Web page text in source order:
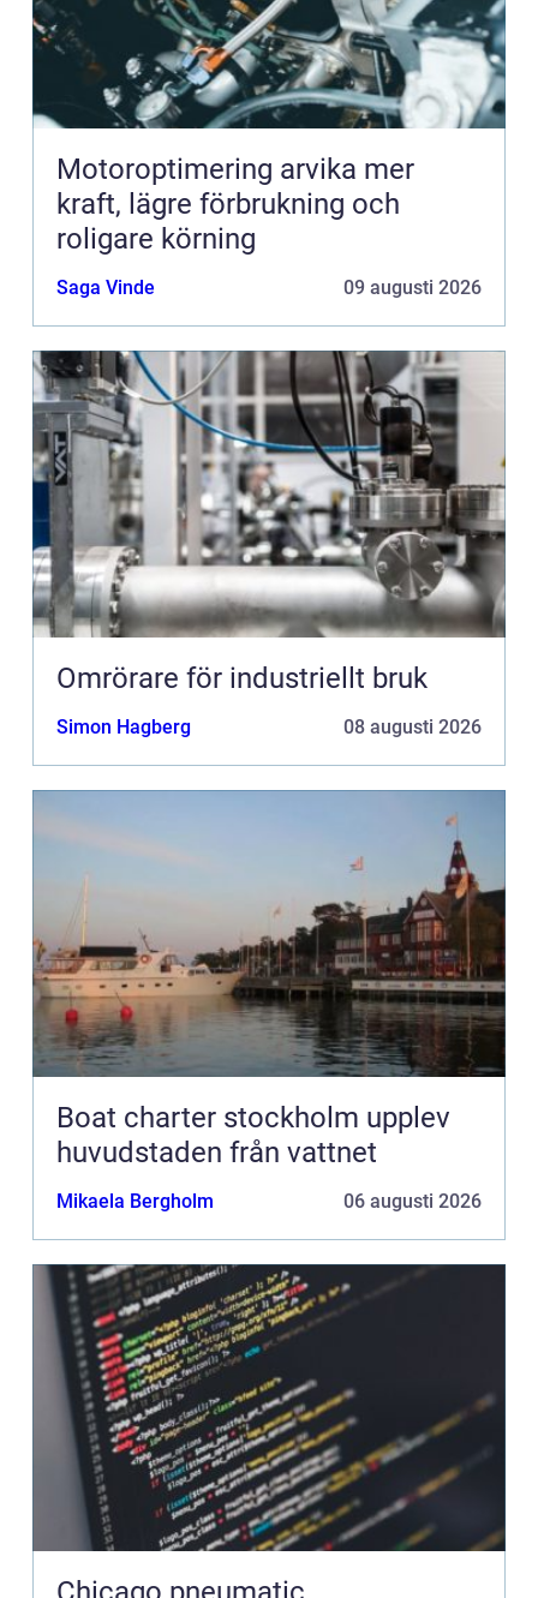
Motoroptimering arvika mer
kraft, lägre förbrukning och
roligare körning
Saga Vinde 09 augusti 2026
Omrörare för industriellt bruk
Simon Hagberg 08 augusti 2026
Boat charter stockholm upplev
huvudstaden från vattnet
Mikaela Bergholm 06 augusti 2026